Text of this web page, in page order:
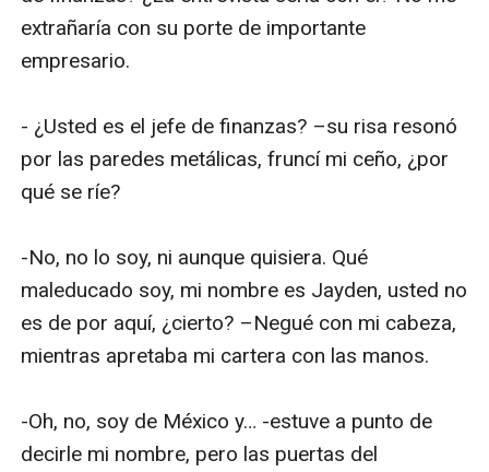
extrañaría con su porte de importante
empresario.
- ¿Usted es el jefe de finanzas? –su risa resonó
por las paredes metálicas, fruncí mi ceño, ¿por
qué se ríe?
-No, no lo soy, ni aunque quisiera. Qué
maleducado soy, mi nombre es Jayden, usted no
es de por aquí, ¿cierto? –Negué con mi cabeza,
mientras apretaba mi cartera con las manos.
-Oh, no, soy de México y… -estuve a punto de
decirle mi nombre, pero las puertas del